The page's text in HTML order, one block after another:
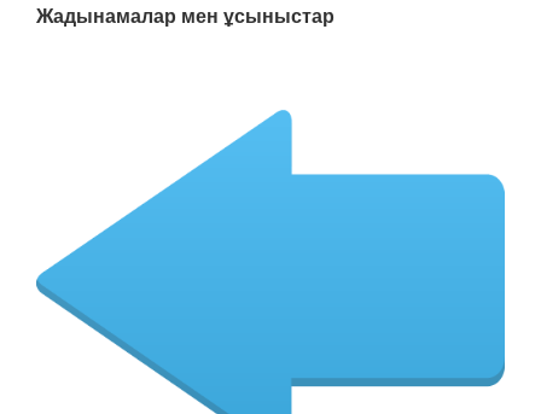
Жадынамалар мен ұсыныстар